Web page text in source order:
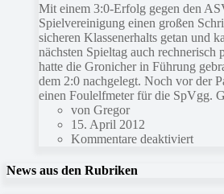
Mit einem 3:0-Erfolg gegen den
Spielvereinigung einen großen
sicheren Klassenerhalts getan und
nächsten Spieltag auch rechnerisch
hatte die Gronicher in Führung
dem 2:0 nachgelegt. Noch vor der
einen Foulelfmeter für die SpVgg.
von Gregor
15. April 2012
Kommentare deaktiviert
News aus den Rubriken